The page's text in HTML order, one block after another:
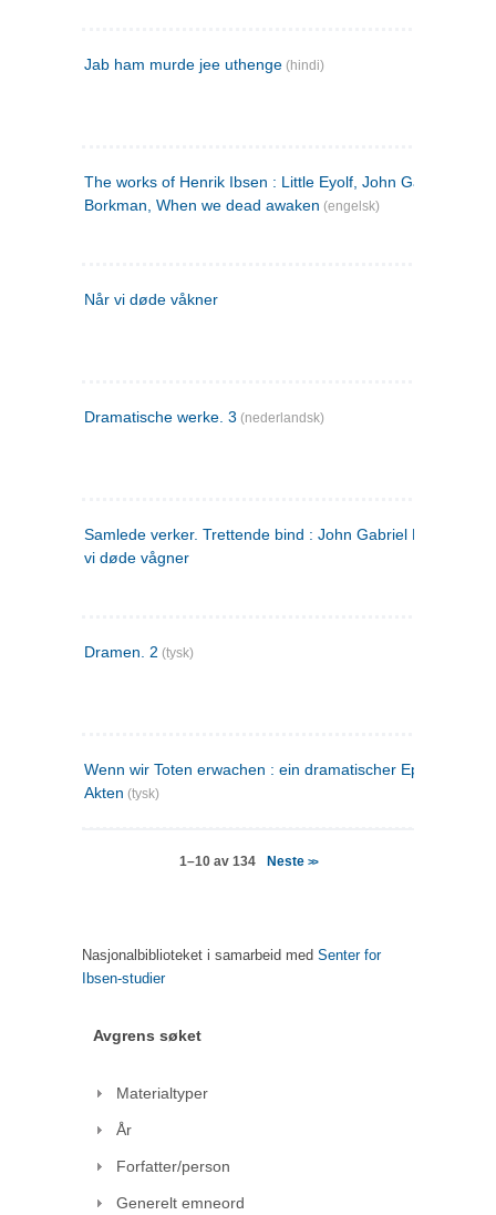
Jab ham murde jee uthenge (hindi)
The works of Henrik Ibsen : Little Eyolf, John Gabriel
Borkman, When we dead awaken (engelsk)
Når vi døde våkner
Dramatische werke. 3 (nederlandsk)
Samlede verker. Trettende bind : John Gabriel Borkman ;
vi døde vågner
Dramen. 2 (tysk)
Wenn wir Toten erwachen : ein dramatischer Epilog in drei
Akten (tysk)
1–10 av 134 Neste >>
Nasjonalbiblioteket i samarbeid med Senter for
Ibsen-studier
Avgrens søket
Materialtyper
År
Forfatter/person
Generelt emneord